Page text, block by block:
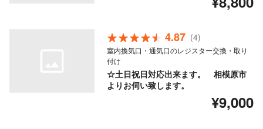
4.87 (4)
室内換気口・通気口のレジスター交換・取り
付け
☆土日祝日対応出来ます。 相模原市
よりお伺い致します。
¥9,000